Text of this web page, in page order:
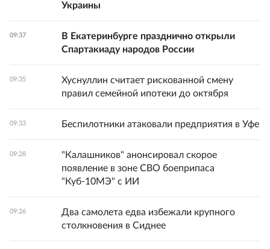
Украины
09:37
В Екатеринбурге празднично открыли
Спартакиаду народов России
09:35
Хуснуллин считает рискованной смену
правил семейной ипотеки до октября
09:33 Беспилотники атаковали предприятия в Уфе
09:28
"Калашников" анонсировал скорое
появление в зоне СВО боеприпаса
"Куб-10МЭ" с ИИ
09:26
Два самолета едва избежали крупного
столкновения в Сиднее